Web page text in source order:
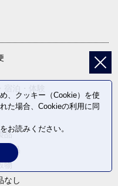
品
製品
物
なし
、クッキー（Cookie）を使
た場合、Cookieの利用に同
をお読みください。